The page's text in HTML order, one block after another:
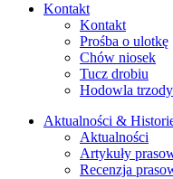
Kontakt
Kontakt
Prośba o ulotkę
Chów niosek
Tucz drobiu
Hodowla trzody
Aktualności &
Aktualności
Artykuły
Recenzja